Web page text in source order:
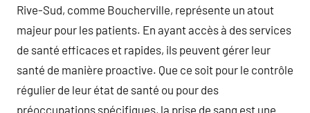
Rive-Sud, comme Boucherville, représente un atout
majeur pour les patients. En ayant accès à des services
de santé efficaces et rapides, ils peuvent gérer leur
santé de manière proactive. Que ce soit pour le contrôle
régulier de leur état de santé ou pour des
préoccupations spécifiques, la prise de sang est une